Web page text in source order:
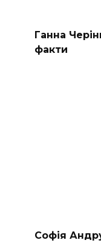
Ганна
факти
Софія